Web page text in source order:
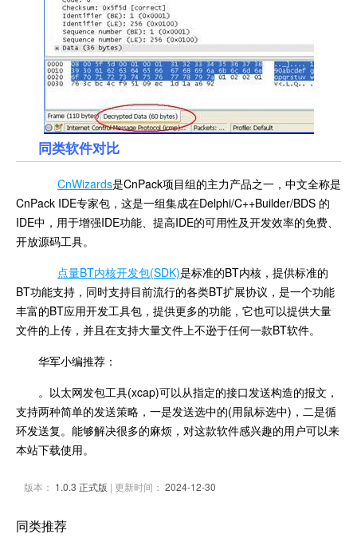
同类软件对比
CnWizards是CnPack项目组的主力产品之一，中文全称是
CnPack IDE专家包，这是一组集成在Delphi/C++Builder/BDS 的
IDE中，用于增强IDE功能、提高IDE的可用性及开发效率的免费、
开放源码工具。
点量BT内核开发包(SDK)是标准的BT内核，提供标准的
BT功能支持，同时支持目前流行的各类BT扩展协议，是一个功能
丰富的BT应用开发工具包，提供更多的功能，它也可以提供大量
文件的上传，并且在支持大量文件上不逊于任何一款BT软件。
华军小编推荐：
。以太网发包工具(xcap)可以从指定的接口发送构造的报文，
支持两种简单的发送策略，一是发送选中的(用鼠标选中)，二是循
环发送复。能够解决很多的麻烦，对这款软件感兴趣的用户可以来
本站下载使用。
版本： 1.0.3 正式版 | 更新时间： 2024-12-30
同类推荐